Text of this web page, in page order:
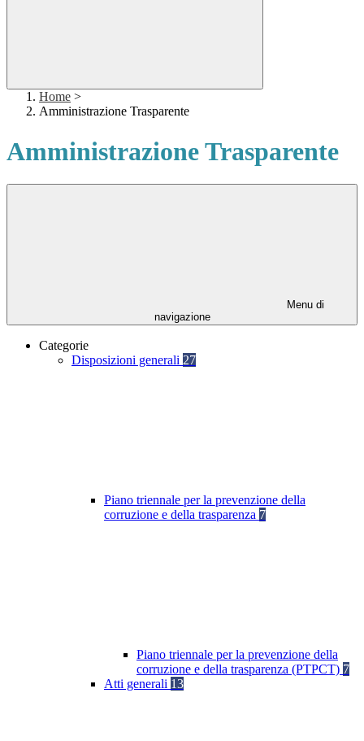
Home >
Amministrazione Trasparente
Amministrazione Trasparente
Menu di
navigazione
Categorie
Disposizioni generali 27
Piano triennale per la prevenzione della
corruzione e della trasparenza 7
Piano triennale per la prevenzione della
corruzione e della trasparenza (PTPCT) 7
Atti generali 13